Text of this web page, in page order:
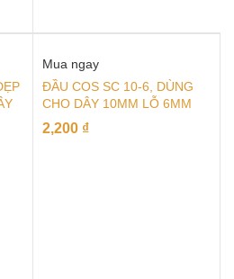
Mua ngay
ĐẦU COS SC 10-6, DÙNG
CHO DÂY 10MM LỖ 6MM
2,200 ₫